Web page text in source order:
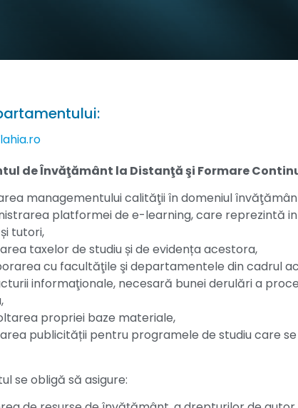
de Învăţământ la Distanţă şi Formare
managementului calităţii în domeniul
platformei de e-learning, care reprezintă
tutori,
taxelor de studiu și de evidența acestora,
cu facultăţile şi departamentele din cadrul
informaţionale, necesară bunei derulări a
propriei baze materiale,
publicității pentru programele de studiu care
se obligă să asigure: